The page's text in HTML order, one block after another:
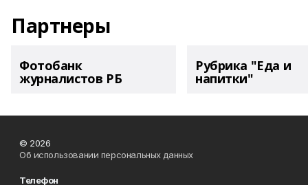
Партнеры
Фотобанк
журналистов РБ
Рубрика "Еда и
напитки"
© 2026
Об использовании персональных данных
Телефон